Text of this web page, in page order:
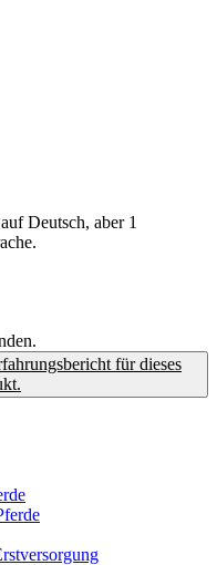
Deutsch, aber 1
für dieses